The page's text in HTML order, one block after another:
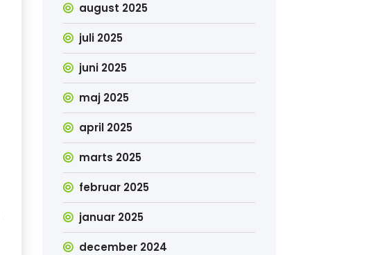
august 2025
juli 2025
juni 2025
maj 2025
april 2025
marts 2025
februar 2025
januar 2025
december 2024